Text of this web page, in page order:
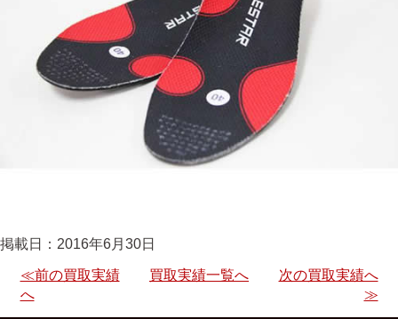
掲載日：2016年6月30日
≪前の買取実績
へ
買取実績一覧へ
次の買取実績へ
≫